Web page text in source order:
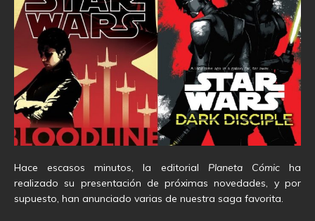
Hace escasos minutos, la editorial Planeta Cómicha
realizado su presentación de próximas novedades, y por
supuesto, han anunciado varias de nuestra saga favorita.